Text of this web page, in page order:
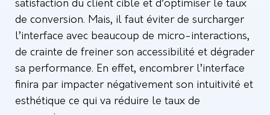
satisfaction du client cible et d’optimiser le taux
de conversion. Mais, il faut éviter de surcharger
l’interface avec beaucoup de micro-interactions,
de crainte de freiner son accessibilité et dégrader
sa performance. En effet, encombrer l’interface
finira par impacter négativement son intuitivité et
esthétique ce qui va réduire le taux de